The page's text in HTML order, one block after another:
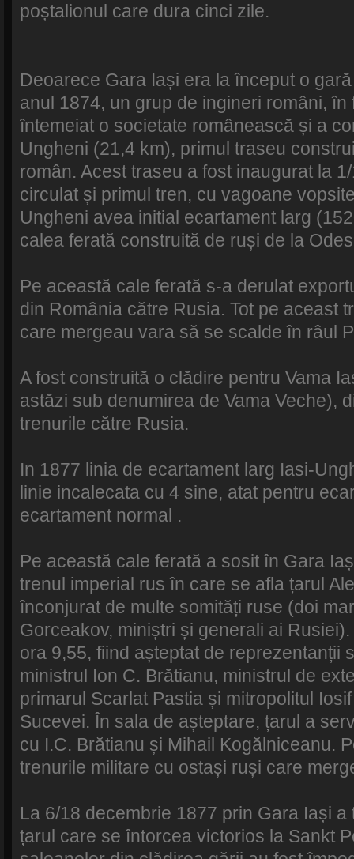
poștalionul care dura cinci zile.
Deoarece Gara Iași era la început o
anul 1874, un grup de ingineri români,
întemeiat o societate românească și a
Ungheni (21,4 km), primul traseu
român. Acest traseu a fost inaugurat la
circulat și primul tren, cu vagoane
Ungheni avea initial ecartament larg
calea ferată construită de ruși de la
Pe această cale ferată s-a derulat
din România către Rusia. Tot pe aceast
care mergeau vara să se scalde în râul
A fost construită o clădire pentru Vama
astăzi sub denumirea de Vama Veche),
trenurile către Rusia.
In 1877 linia de ecartament larg Iasi-
linie incalecata cu 4 sine, atat pentru
ecartament normal .
Pe această cale ferată a sosit în Gara
trenul imperial rus în care se afla țarul
înconjurat de multe somități ruse (doi
Gorceakov, miniștri și generali ai
ora 9,55, fiind așteptat de reprezentanții
ministrul Ion C. Brătianu, ministrul de
primarul Scarlat Pastia și mitropolitul
Sucevei. În sala de așteptare, țarul a
cu I.C. Brătianu și Mihail Kogălniceanu.
trenurile militare cu ostași ruși care
La 6/18 decembrie 1877 prin Gara Iași
țarul care se întorcea victorios la Sankt